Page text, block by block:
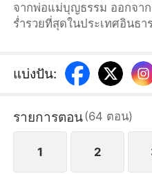
จากพ่อแม่บุญธรรม ออกจา
ร่ำรวยที่สุดในประเทศอินธ
กลับให้ความสำคัญแค่กับน้อ
ไม่สนใจและเมินเฉยเธอ แ
สามปีในคุกเพื่อชดใช้บุญคุณ
แบ่งปัน:
รายการตอน(64 ตอน)
1 2